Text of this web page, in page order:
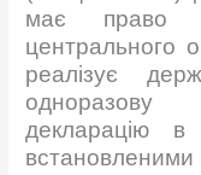
має право
центрального
реалізує
одноразову
декларацію